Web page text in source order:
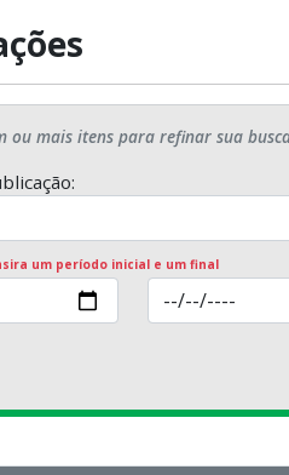
ou mais itens para refinar sua
um período inicial e um final